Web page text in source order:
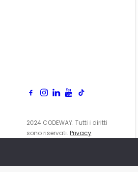
2024 CODEWAY. Tutti i diritti
sono riservati. Privacy